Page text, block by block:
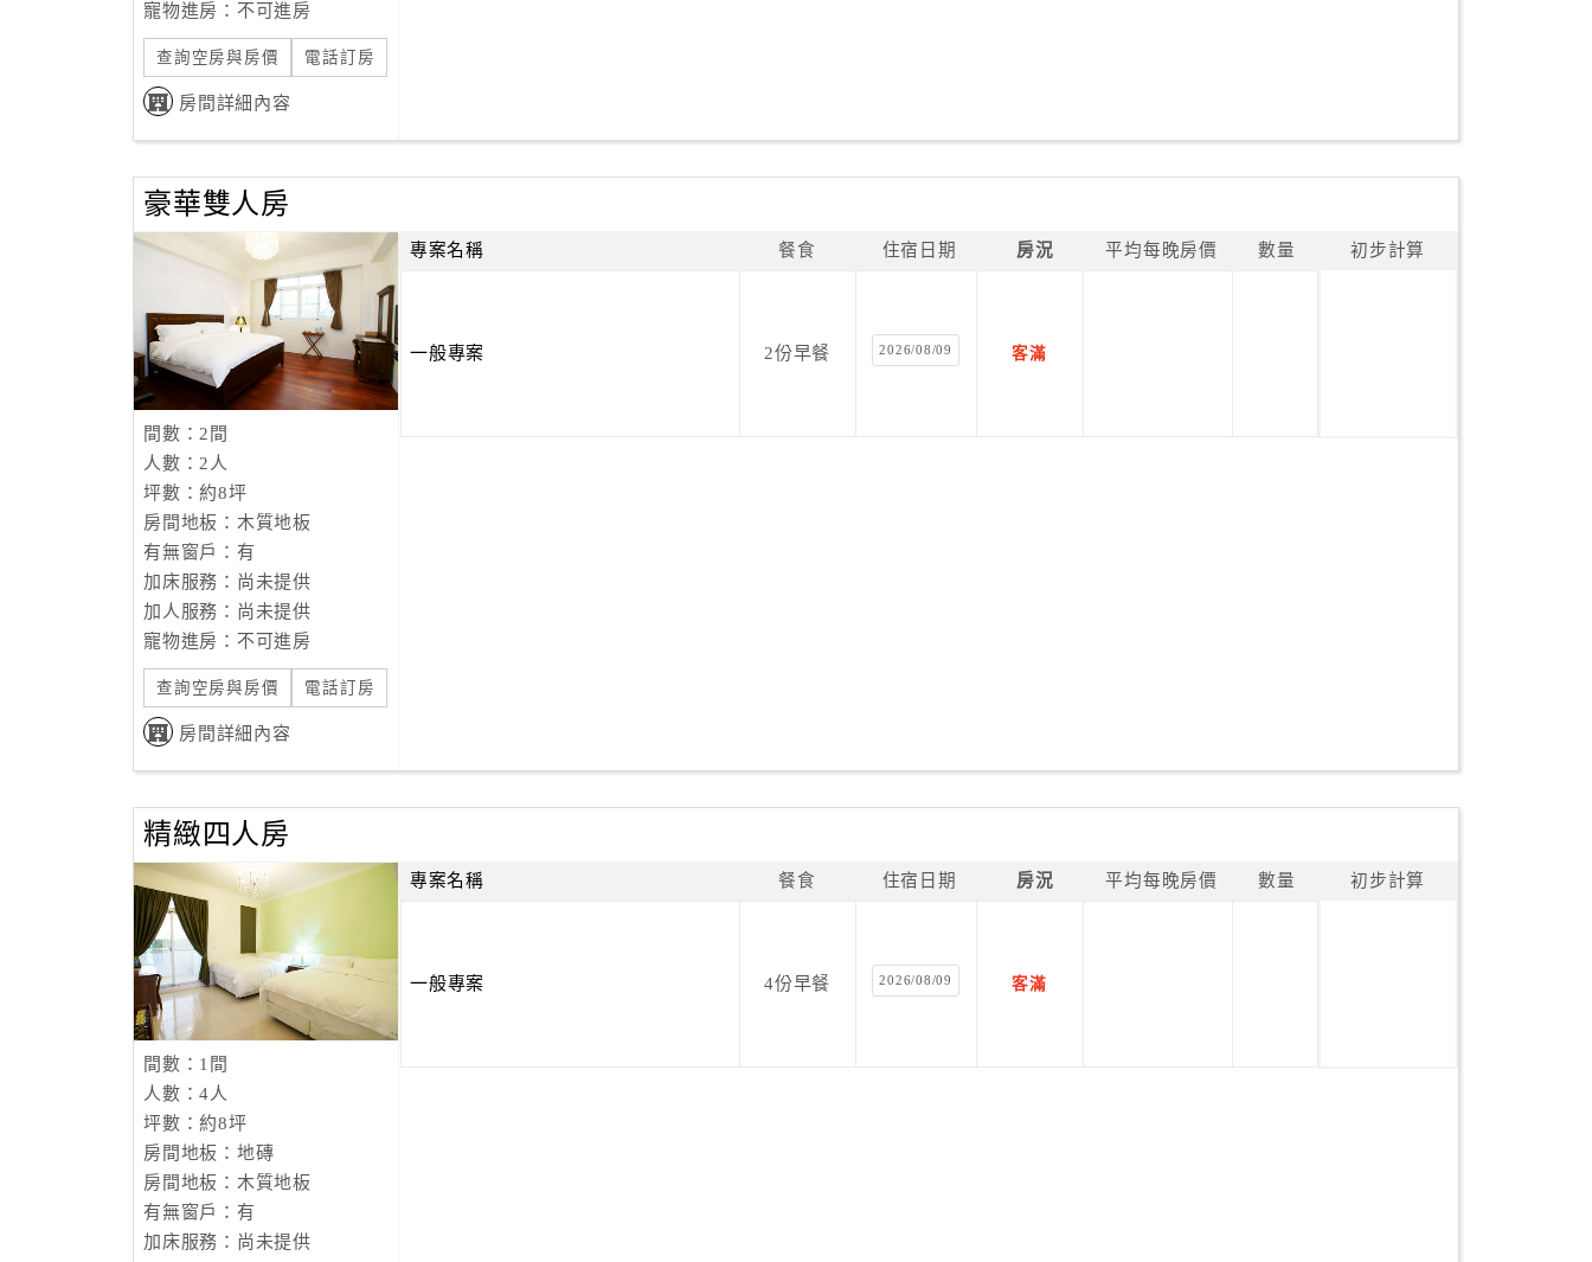
寵物進房：不可進房
查詢空房與房價 電話訂房
房間詳細內容
豪華雙人房
間數：2間
人數：2人
坪數：約8坪
房間地板：木質地板
有無窗戶：有
加床服務：尚未提供
加人服務：尚未提供
寵物進房：不可進房
查詢空房與房價 電話訂房
房間詳細內容
專案名稱 餐食 住宿日期 房況 平均每晚房價 數量 初步計算
一般專案 2份早餐 2026/08/09 客滿
精緻四人房
間數：1間
人數：4人
坪數：約8坪
房間地板：地磚
房間地板：木質地板
有無窗戶：有
加床服務：尚未提供
專案名稱 餐食 住宿日期 房況 平均每晚房價 數量 初步計算
一般專案 4份早餐 2026/08/09 客滿